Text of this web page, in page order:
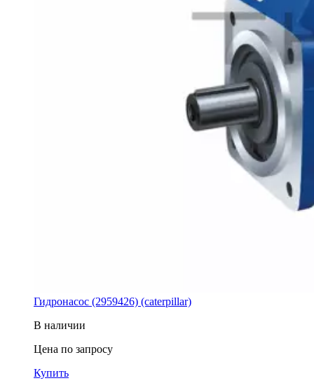
Гидронасос (2959426) (caterpillar)
В наличии
Цена по запросу
Купить